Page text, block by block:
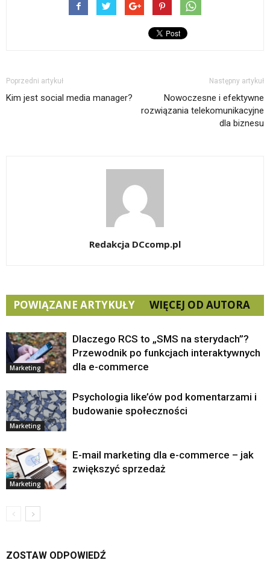
Poprzedni artykuł
Kim jest social media manager?
Następny artykuł
Nowoczesne i efektywne
rozwiązania telekomunikacyjne
dla biznesu
Redakcja DCcomp.pl
POWIĄZANE ARTYKUŁY WIĘCEJ OD AUTORA
Marketing
Dlaczego RCS to „SMS na sterydach”?
Przewodnik po funkcjach interaktywnych
dla e-commerce
Marketing
Psychologia like’ów pod komentarzami i
budowanie społeczności
Marketing
E-mail marketing dla e-commerce – jak
zwiększyć sprzedaż
ZOSTAW ODPOWIEDŹ